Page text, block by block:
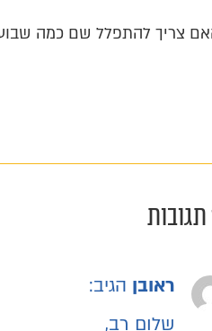
צריך להתפלל שם כמה
ראובן הגיב:
שלום רב,